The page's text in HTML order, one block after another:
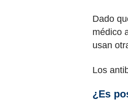
Dado
médico
usan
Los
¿Es